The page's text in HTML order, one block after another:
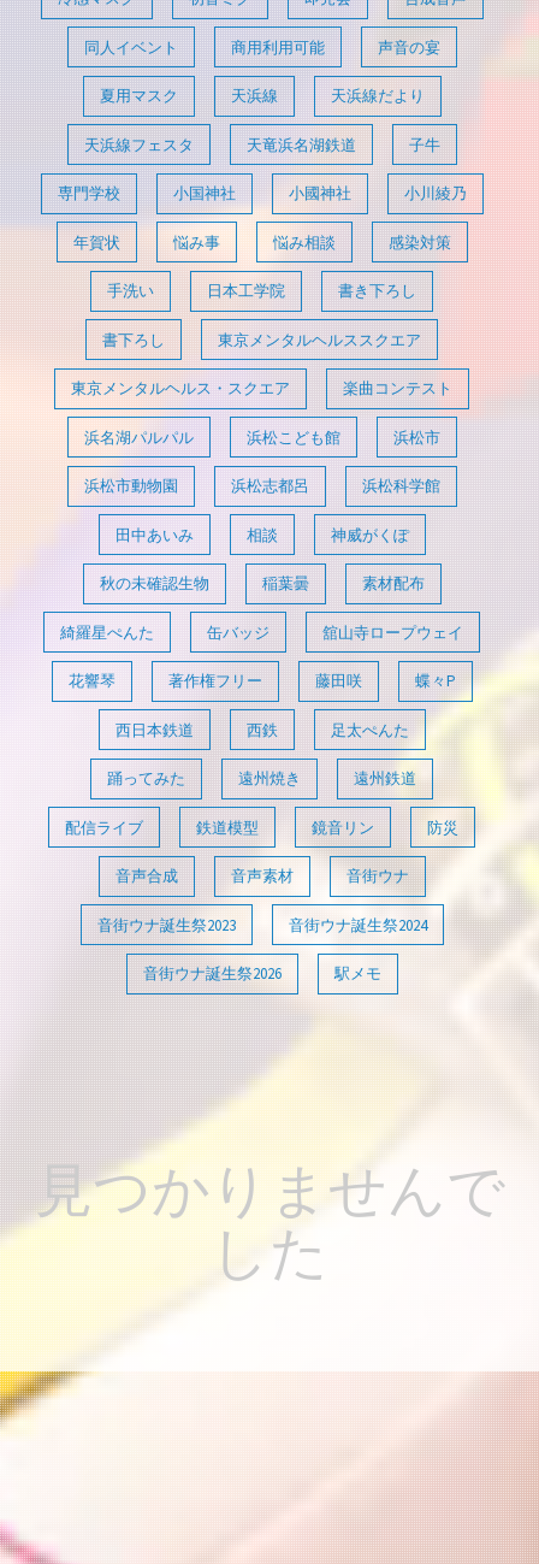
同人イベント 商用利用可能 声音の宴
夏用マスク 天浜線 天浜線だより
天浜線フェスタ 天竜浜名湖鉄道 子牛
専門学校 小国神社 小國神社 小川綾乃
年賀状 悩み事 悩み相談 感染対策
手洗い 日本工学院 書き下ろし
書下ろし 東京メンタルヘルススクエア
東京メンタルヘルス・スクエア 楽曲コンテスト
浜名湖パルパル 浜松こども館 浜松市
浜松市動物園 浜松志都呂 浜松科学館
田中あいみ 相談 神威がくぽ
秋の未確認生物 稲葉曇 素材配布
綺羅星ぺんた 缶バッジ 舘山寺ロープウェイ
花響琴 著作権フリー 藤田咲 蝶々P
西日本鉄道 西鉄 足太ぺんた
踊ってみた 遠州焼き 遠州鉄道
配信ライブ 鉄道模型 鏡音リン 防災
音声合成 音声素材 音街ウナ
音街ウナ誕生祭2023 音街ウナ誕生祭2024
音街ウナ誕生祭2026 駅メモ
見つかりませんで
した